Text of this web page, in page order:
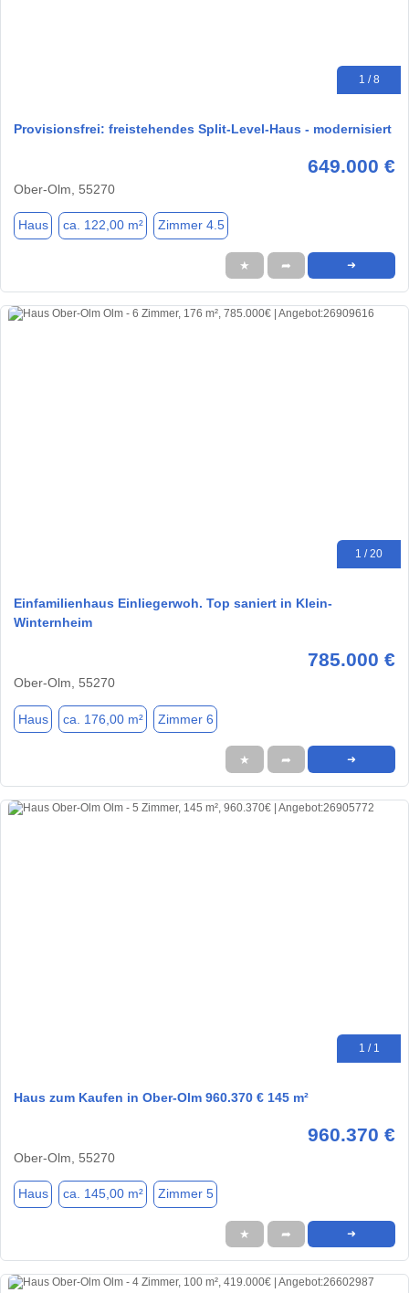
1 / 8
Provisionsfrei: freistehendes Split-Level-Haus - modernisiert
649.000 €
Ober-Olm, 55270
Haus ca. 122,00 m² Zimmer 4.5
★ ➦ ➜
1 / 20
Einfamilienhaus Einliegerwoh. Top saniert in Klein-
Winternheim
785.000 €
Ober-Olm, 55270
Haus ca. 176,00 m² Zimmer 6
★ ➦ ➜
1 / 1
Haus zum Kaufen in Ober-Olm 960.370 € 145 m²
960.370 €
Ober-Olm, 55270
Haus ca. 145,00 m² Zimmer 5
★ ➦ ➜